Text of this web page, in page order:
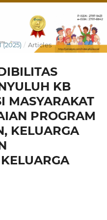
(2025) / Articles
KB
MASYARAKAT
PROGRAM
KELUARGA